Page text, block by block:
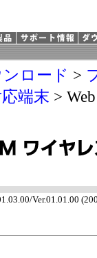
ロード >
端末 >
Ver.01.01.00